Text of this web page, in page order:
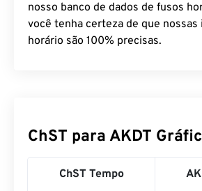
nosso banco de dados de fusos
você tenha certeza de que nossas
horário são 100% precisas.
ChST para AKDT
ChST Tempo